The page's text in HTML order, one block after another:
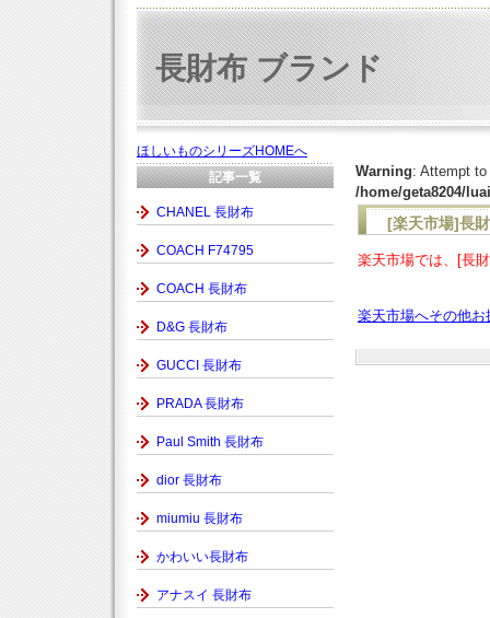
長財布 ブランド
Warning: Attempt
/home/geta8204/
[楽天市場]長
楽天市場では、[長
楽天市場へその他
ほしいものシリーズHOMEへ
記事一覧
CHANEL 長財布
COACH F74795
COACH 長財布
D&G 長財布
GUCCI 長財布
PRADA 長財布
Paul Smith 長財布
dior 長財布
miumiu 長財布
かわいい長財布
アナスイ 長財布